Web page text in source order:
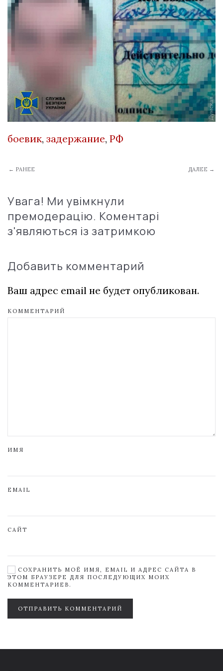
боевик, задержание, РФ
← РАНЕЕ ДАЛЕЕ →
Увага! Ми увімкнули
премодерацію. Коментарі
з'являються із затримкою
Добавить комментарий
Ваш адрес email не будет опубликован.
КОММЕНТАРИЙ
ИМЯ
EMAIL
САЙТ
СОХРАНИТЬ МОЁ ИМЯ, EMAIL И АДРЕС САЙТА В
ЭТОМ БРАУЗЕРЕ ДЛЯ ПОСЛЕДУЮЩИХ МОИХ
КОММЕНТАРИЕВ.
ОТПРАВИТЬ КОММЕНТАРИЙ